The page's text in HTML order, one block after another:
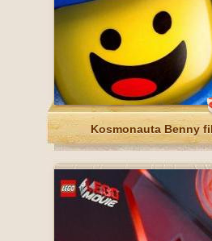
Kosmonauta Benny